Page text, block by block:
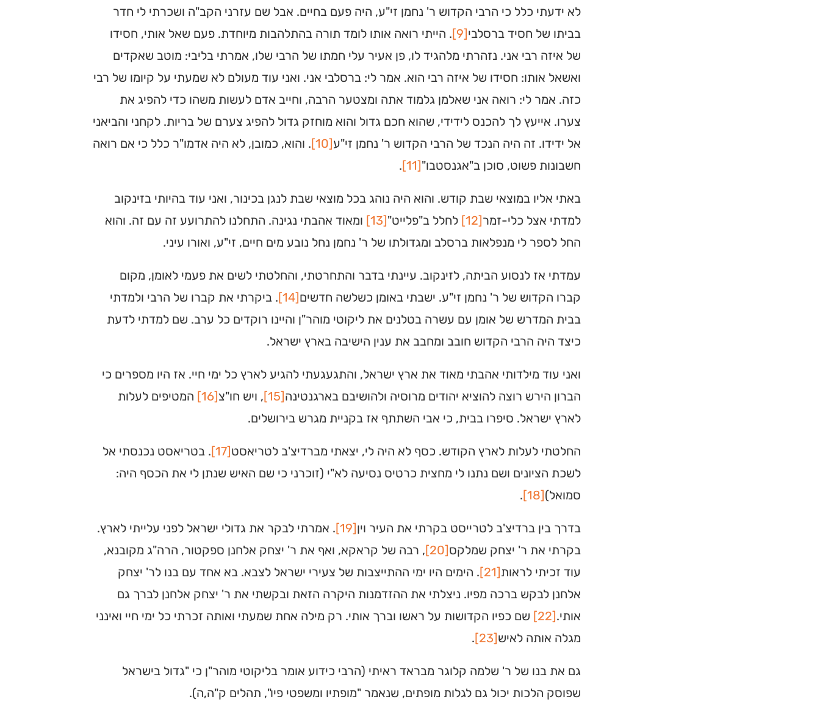
לא ידעתי כלל כי הרבי הקדוש ר' נחמן זי"ע, היה פעם בחיים. אבל שם עזרני הקב"ה ושכרתי לי חדר
בביתו של חסיד ברסלבי[9]
. הייתי רואה אותו לומד תורה בהתלהבות מיוחדת. פעם שאל אותי, חסידו
של איזה רבי אני. נזהרתי מלהגיד לו, פן אעיר עלי חמתו של הרבי שלו, אמרתי בליבי: מוטב שאקדים
ואשאל אותו: חסידו של איזה רבי הוא. אמר לי: ברסלבי אני. ואני עוד מעולם לא שמעתי על קיומו של רבי
כזה. אמר לי: רואה אני שאלמן גלמוד אתה ומצטער הרבה, וחייב אדם לעשות משהו כדי להפיג את
צערו. אייעץ לך להכנס לידידי, שהוא חכם גדול והוא מוחזק גדול להפיג צערם של בריות. לקחני והביאני
אל ידידו. זה היה הנכד של הרבי הקדוש ר' נחמן זי"ע[10]
. והוא, כמובן, לא היה אדמו"ר כלל כי אם רואה
חשבונות פשוט, סוכן ב"אגנסטבו"[11]
.
באתי אליו במוצאי שבת קודש. והוא היה נוהג בכל מוצאי שבת לנגן בכינור, ואני עוד בהיותי בזינקוב
למדתי אצל כלי-זמר[12] לחלל ב"פלייט"[13]
ומאוד אהבתי נגינה. התחלנו להתרועע זה עם זה. והוא
החל לספר לי מנפלאות ברסלב ומגדולתו של ר' נחמן נחל נובע מים חיים, זי"ע, ואורו עיני.
עמדתי אז לנסוע הביתה, לזינקוב. עיינתי בדבר והתחרטתי, והחלטתי לשים את פעמי לאומן, מקום
קברו הקדוש של ר' נחמן זי"ע. ישבתי באומן כשלשה חדשים[14]
. ביקרתי את קברו של הרבי ולמדתי
בבית המדרש של אומן עם עשרה בטלנים את ליקוטי מוהר"ן והיינו רוקדים כל ערב. שם למדתי לדעת
כיצד היה הרבי הקדוש חובב ומחבב את ענין הישיבה בארץ ישראל.
ואני עוד מילדותי אהבתי מאוד את ארץ ישראל, והתגעגעתי להגיע לארץ כל ימי חיי. אז היו מספרים כי
הברון הירש רוצה להוציא יהודים מרוסיה ולהושיבם בארגנטינה[15] , ויש חו"צ[16]
המטיפים לעלות
לארץ ישראל. סיפרו בבית, כי אבי השתתף אז בקניית מגרש בירושלים.
החלטתי לעלות לארץ הקודש. כסף לא היה לי, יצאתי מברדיצ'ב לטריאסט[17]
. בטריאסט נכנסתי אל
לשכת הציונים ושם נתנו לי מחצית כרטיס נסיעה לא"י (זוכרני כי שם האיש שנתן לי את הכסף היה:
סמואל)[18]
.
בדרך בין ברדיצ'ב לטרייסט בקרתי את העיר וין[19]
. אמרתי לבקר את גדולי ישראל לפני עלייתי לארץ.
בקרתי את ר' יצחק שמלקס[20]
, רבה של קראקא, ואף את ר' יצחק אלחנן ספקטור, הרה"ג מקובנא,
עוד זכיתי לראות[21]
. הימים היו ימי ההתייצבות של צעירי ישראל לצבא. בא אחד עם בנו לר' יצחק
אלחנן לבקש ברכה מפיו. ניצלתי את ההזדמנות היקרה הזאת ובקשתי את ר' יצחק אלחנן לברך גם
אותי.[22]
שם כפיו הקדושות על ראשו וברך אותי. רק מילה אחת שמעתי ואותה זכרתי כל ימי חיי ואינני
מגלה אותה לאיש[23]
.
גם את בנו של ר' שלמה קלוגר מבראד ראיתי (הרבי כידוע אומר בליקוטי מוהר"ן כי "גדול בישראל
שפוסק הלכות יכול גם לגלות מופתים, שנאמר "מופתיו ומשפטי פיו", תהלים ק"ה,ה).